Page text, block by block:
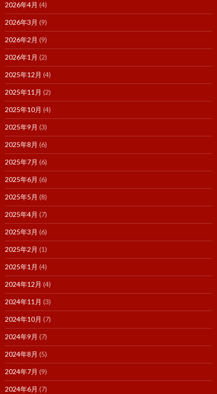
2026年4月 (4)
2026年3月 (9)
2026年2月 (9)
2026年1月 (2)
2025年12月 (4)
2025年11月 (2)
2025年10月 (4)
2025年9月 (3)
2025年8月 (6)
2025年7月 (6)
2025年6月 (6)
2025年5月 (8)
2025年4月 (7)
2025年3月 (6)
2025年2月 (1)
2025年1月 (4)
2024年12月 (4)
2024年11月 (3)
2024年10月 (7)
2024年9月 (7)
2024年8月 (5)
2024年7月 (9)
2024年6月 (7)